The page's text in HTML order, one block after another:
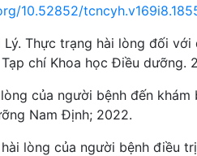
10.52852/
Lý. Thực trạng hài lòng đối
chí Khoa học Điều dưỡng.
của người bệnh đến
Nam Định; 2022.
lòng của người bệnh điều